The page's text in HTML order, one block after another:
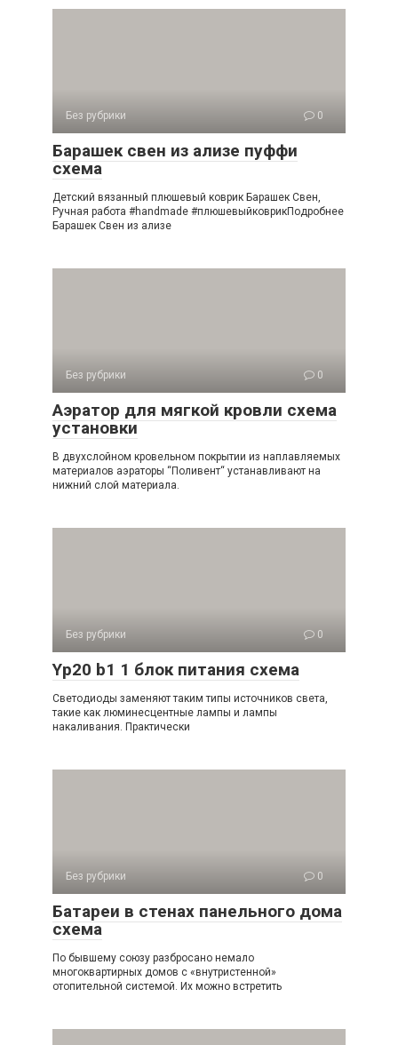
Без рубрики 0
Барашек свен из ализе пуффи
схема
Детский вязанный плюшевый коврик Барашек Свен,
Ручная работа #handmade #плюшевыйковрикПодробнее
Барашек Свен из ализе
Без рубрики 0
Аэратор для мягкой кровли схема
установки
В двухслойном кровельном покрытии из наплавляемых
материалов аэраторы “Поливент“ устанавливают на
нижний слой материала.
Без рубрики 0
Yp20 b1 1 блок питания схема
Светодиоды заменяют таким типы источников света,
такие как люминесцентные лампы и лампы
накаливания. Практически
Без рубрики 0
Батареи в стенах панельного дома
схема
По бывшему союзу разбросано немало
многоквартирных домов с «внутристенной»
отопительной системой. Их можно встретить